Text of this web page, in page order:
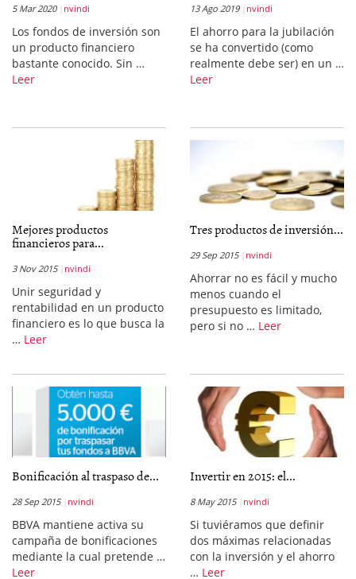
5 Mar 2020 nvindi
Los fondos de inversión son
un producto financiero
bastante conocido. Sin …
Leer
13 Ago 2019 nvindi
El ahorro para la jubilación
se ha convertido (como
realmente debe ser) en un …
Leer
Mejores productos
financieros para...
3 Nov 2015 nvindi
Unir seguridad y
rentabilidad en un producto
financiero es lo que busca la
… Leer
Tres productos de inversión...
29 Sep 2015 nvindi
Ahorrar no es fácil y mucho
menos cuando el
presupuesto es limitado,
pero si no … Leer
Bonificación al traspaso de...
28 Sep 2015 nvindi
BBVA mantiene activa su
campaña de bonificaciones
mediante la cual pretende …
Leer
Invertir en 2015: el...
8 May 2015 nvindi
Si tuviéramos que definir
dos máximas relacionadas
con la inversión y el ahorro
… Leer